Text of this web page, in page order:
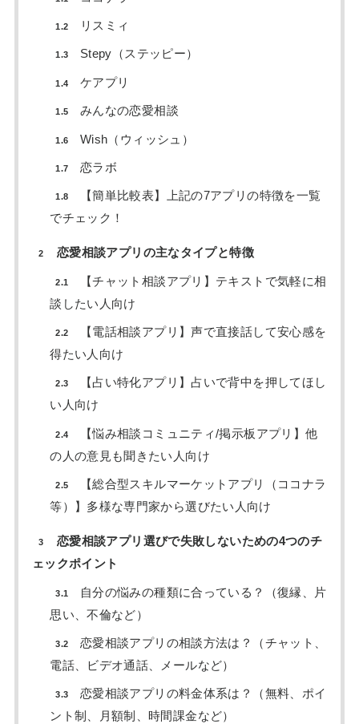
1.2 リスミィ
1.3 Stepy（ステッピー）
1.4 ケアプリ
1.5 みんなの恋愛相談
1.6 Wish（ウィッシュ）
1.7 恋ラボ
1.8
【簡単比較表】上記の7アプリの特徴を一覧
でチェック！
2 恋愛相談アプリの主なタイプと特徴
2.1
【チャット相談アプリ】テキストで気軽に相
談したい人向け
2.2
【電話相談アプリ】声で直接話して安心感を
得たい人向け
2.3
【占い特化アプリ】占いで背中を押してほし
い人向け
2.4
【悩み相談コミュニティ/掲示板アプリ】他
の人の意見も聞きたい人向け
2.5
【総合型スキルマーケットアプリ（ココナラ
等）】多様な専門家から選びたい人向け
3
恋愛相談アプリ選びで失敗しないための4つのチ
ェックポイント
3.1
自分の悩みの種類に合っている？（復縁、片
思い、不倫など）
3.2
恋愛相談アプリの相談方法は？（チャット、
電話、ビデオ通話、メールなど）
3.3
恋愛相談アプリの料金体系は？（無料、ポイ
ント制、月額制、時間課金など）